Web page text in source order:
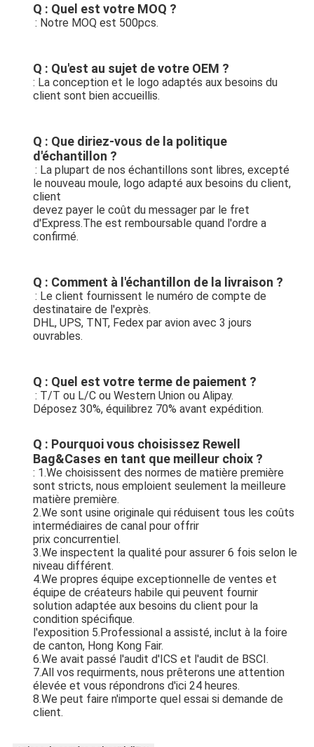
Q : Quel est votre MOQ ?
: Notre MOQ est 500pcs.
Q : Qu'est au sujet de votre OEM ?
: La conception et le logo adaptés aux besoins du
client sont bien accueillis.
Q : Que diriez-vous de la politique
d'échantillon ?
: La plupart de nos échantillons sont libres, excepté
le nouveau moule, logo adapté aux besoins du client,
client
devez payer le coût du messager par le fret
d'Express.The est remboursable quand l'ordre a
confirmé.
Q : Comment à l'échantillon de la livraison ?
: Le client fournissent le numéro de compte de
destinataire de l'exprès.
DHL, UPS, TNT, Fedex par avion avec 3 jours
ouvrables.
Q : Quel est votre terme de paiement ?
: T/T ou L/C ou Western Union ou Alipay.
Déposez 30%, équilibrez 70% avant expédition.
Q : Pourquoi vous choisissez Rewell
Bag&Cases en tant que meilleur choix ?
: 1.We choisissent des normes de matière première
sont stricts, nous emploient seulement la meilleure
matière première.
2.We sont usine originale qui réduisent tous les coûts
intermédiaires de canal pour offrir
prix concurrentiel.
3.We inspectent la qualité pour assurer 6 fois selon le
niveau différent.
4.We propres équipe exceptionnelle de ventes et
équipe de créateurs habile qui peuvent fournir
solution adaptée aux besoins du client pour la
condition spécifique.
l'exposition 5.Professional a assisté, inclut à la foire
de canton, Hong Kong Fair.
6.We avait passé l'audit d'ICS et l'audit de BSCI.
7.All vos requirments, nous prêterons une attention
élevée et vous répondrons d'ici 24 heures.
8.We peut faire n'importe quel essai si demande de
client.